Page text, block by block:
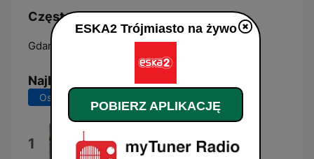
Częstotliwości ESKA2 Trójmiasto:
Gdańsk:
Najlepsze piosenki
Ostatnie 7 dni
1 Dawid Podsiadlo
ESKA2 Trójmiasto na żywo
POBIERZ APLIKACJĘ